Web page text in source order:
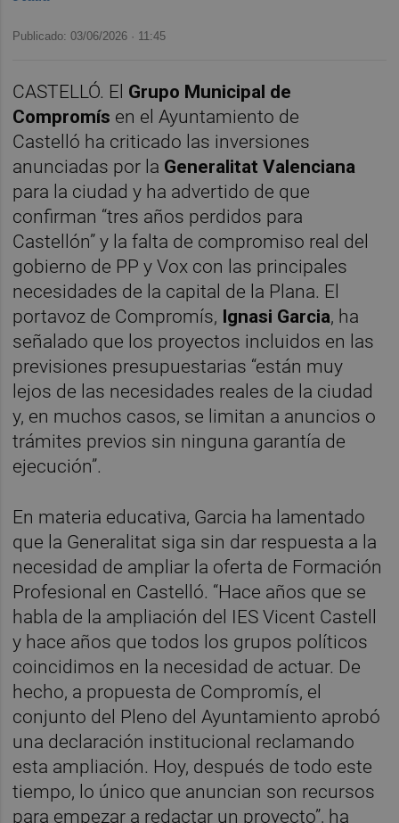
Publicado: 03/06/2026 · 11:45
CASTELLÓ. El Grupo Municipal de
Compromís en el Ayuntamiento de
Castelló ha criticado las inversiones
anunciadas por la Generalitat Valenciana
para la ciudad y ha advertido de que
confirman “tres años perdidos para
Castellón” y la falta de compromiso real del
gobierno de PP y Vox con las principales
necesidades de la capital de la Plana. El
portavoz de Compromís, Ignasi Garcia, ha
señalado que los proyectos incluidos en las
previsiones presupuestarias “están muy
lejos de las necesidades reales de la ciudad
y, en muchos casos, se limitan a anuncios o
trámites previos sin ninguna garantía de
ejecución”.
En materia educativa, Garcia ha lamentado
que la Generalitat siga sin dar respuesta a la
necesidad de ampliar la oferta de Formación
Profesional en Castelló. “Hace años que se
habla de la ampliación del IES Vicent Castell
y hace años que todos los grupos políticos
coincidimos en la necesidad de actuar. De
hecho, a propuesta de Compromís, el
conjunto del Pleno del Ayuntamiento aprobó
una declaración institucional reclamando
esta ampliación. Hoy, después de todo este
tiempo, lo único que anuncian son recursos
para empezar a redactar un proyecto”, ha